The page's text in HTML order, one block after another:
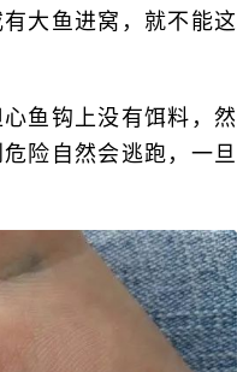
大鱼进窝，就不能这
鱼钩上没有饵料，然
险自然会逃跑，一旦